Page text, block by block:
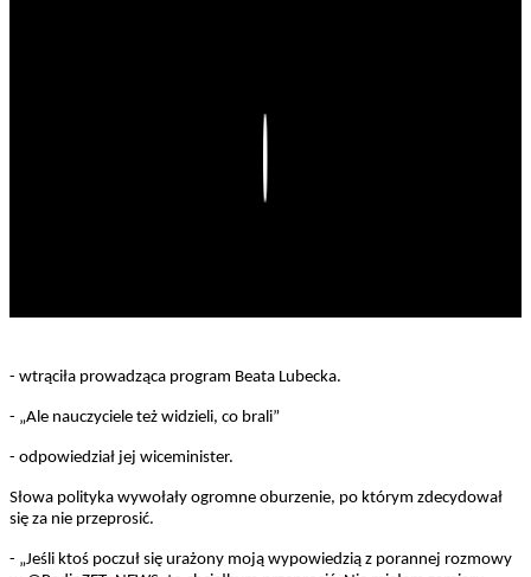
- wtrąciła prowadząca program Beata Lubecka.
- „Ale nauczyciele też widzieli, co brali”
- odpowiedział jej wiceminister.
Słowa polityka wywołały ogromne oburzenie, po którym zdecydował
się za nie przeprosić.
- „Jeśli ktoś poczuł się urażony moją wypowiedzią z porannej rozmowy